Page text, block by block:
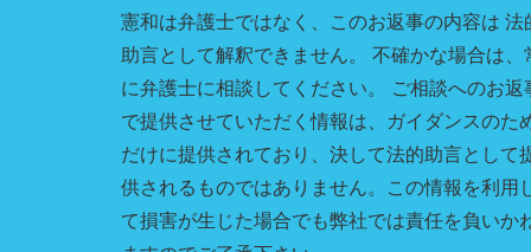
憲和は弁護士ではなく、このお返事の内容は 法
助言として解釈できません。 不確かな場合は、
に弁護士に相談してください。 ご相談へのお返
で提供させていただく情報は、ガイダンスのた
だけに提供されており、決して法的助言として
供されるものではありません。この情報を利用
て損害が生じた場合でも弊社では責任を負いか